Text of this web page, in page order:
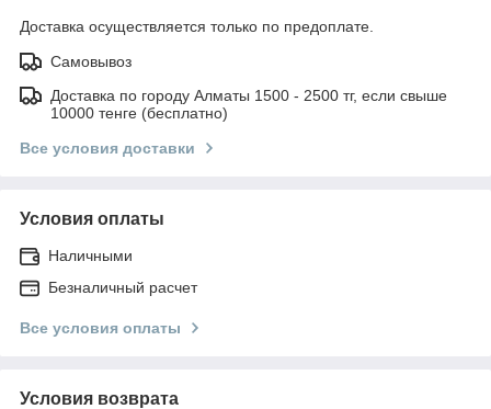
Доставка осуществляется только по предоплате.
Самовывоз
Доставка по городу Алматы 1500 - 2500 тг, если свыше
10000 тенге (бесплатно)
Все условия доставки
Условия оплаты
Наличными
Безналичный расчет
Все условия оплаты
Условия возврата